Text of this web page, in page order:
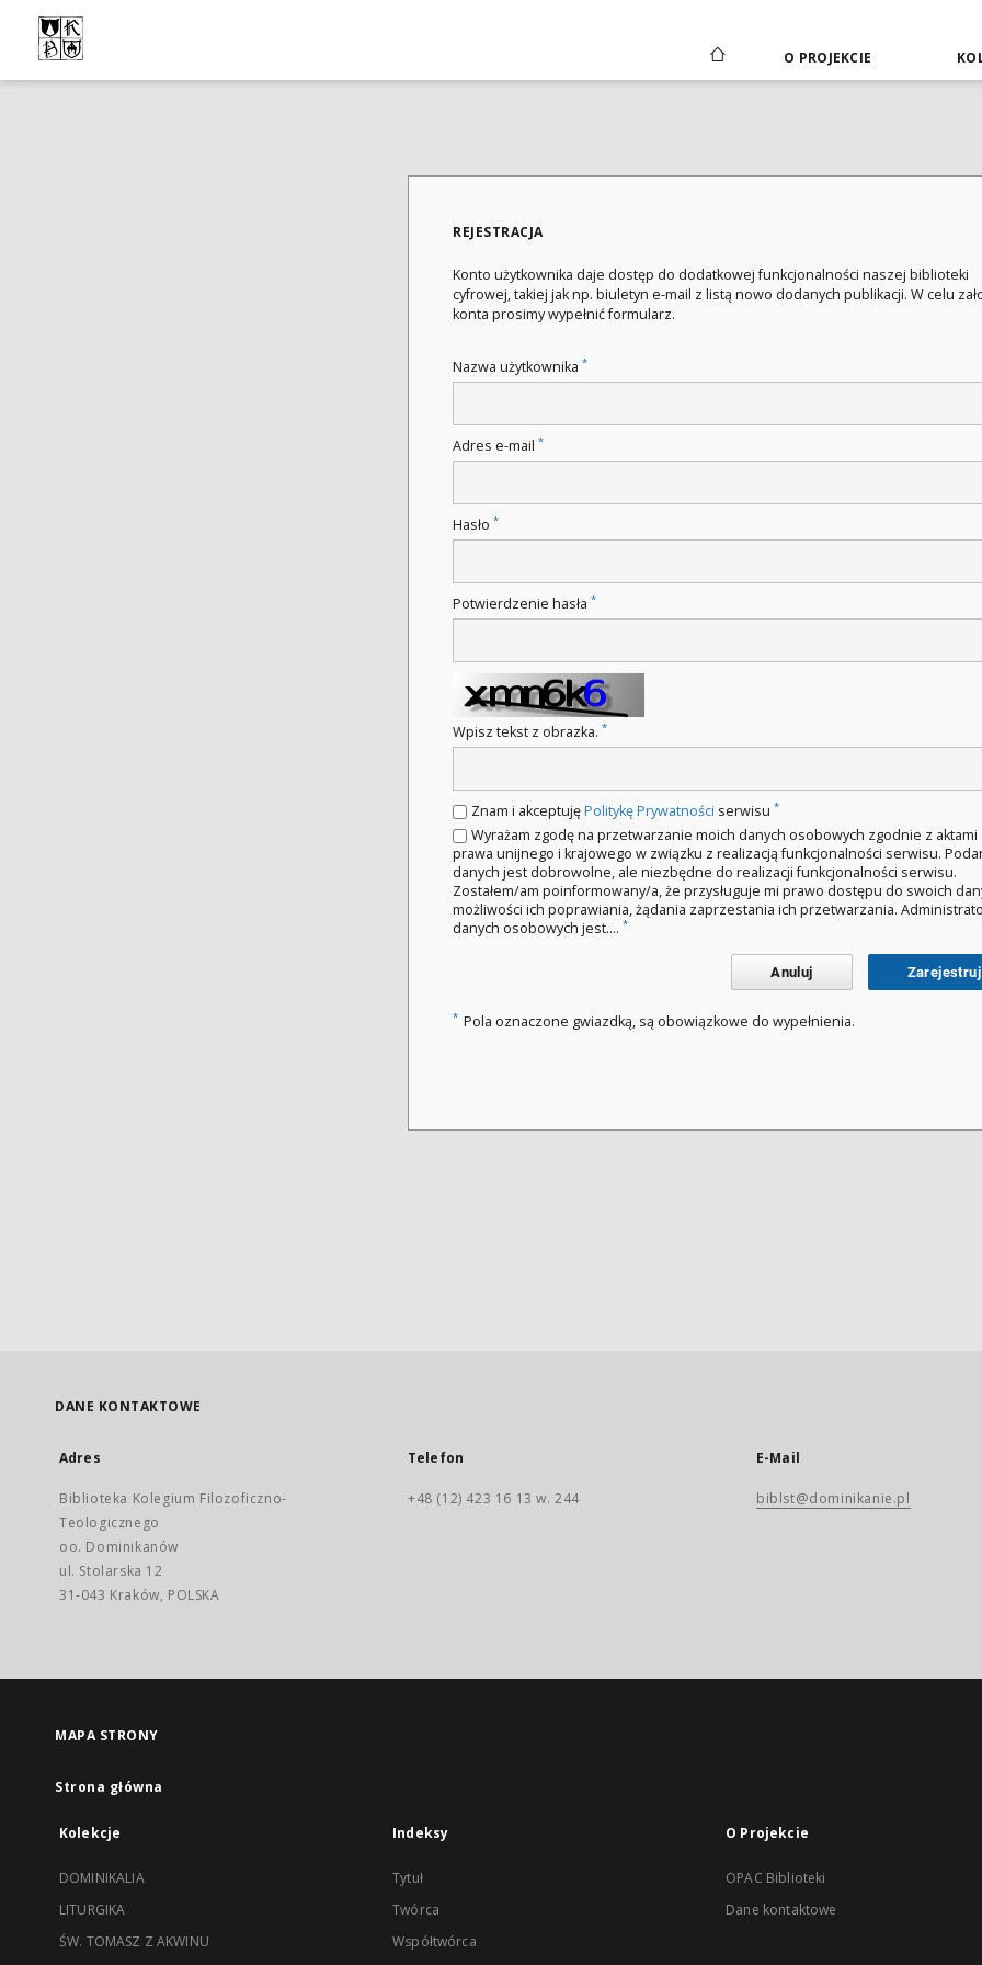
O PROJEKCIE
REJESTRACJA
Konto użytkownika daje dostęp do dodatkowej funkcjonalności naszej biblioteki
cyfrowej, takiej jak np. biuletyn e-mail z listą nowo dodanych publikacji. W celu
konta prosimy wypełnić formularz.
Nazwa użytkownika *
Adres e-mail *
Hasło *
Potwierdzenie hasła *
Wpisz tekst z obrazka. *
Znam i akceptujęPolitykę Prywatności serwisu *
Wyrażam zgodę na przetwarzanie moich danych osobowych zgodnie z aktami
prawa unijnego i krajowego w związku z realizacją funkcjonalności serwisu.
danych jest dobrowolne, ale niezbędne do realizacji funkcjonalności serwisu.
Zostałem/am poinformowany/a, że przysługuje mi prawo dostępu do swoich
możliwości ich poprawiania, żądania zaprzestania ich przetwarzania.
danych osobowych jest.... *
Anuluj Zarejestruj
* Pola oznaczone gwiazdką, są obowiązkowe do wypełnienia.
DANE KONTAKTOWE
Adres
Biblioteka Kolegium Filozoficzno-
Teologicznego
oo. Dominikanów
ul. Stolarska 12
31-043 Kraków, POLSKA
Telefon
+48 (12) 423 16 13 w. 244
E-Mail
biblst@dominikanie.pl
MAPA STRONY
Strona główna
Kolekcje
DOMINIKALIA
LITURGIKA
ŚW. TOMASZ Z AKWINU
Indeksy
Tytuł
Twórca
Współtwórca
O Projekcie
OPAC Biblioteki
Dane kontaktowe